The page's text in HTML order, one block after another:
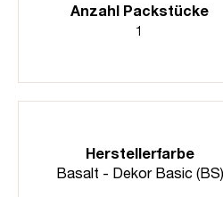
Anzahl Packstücke
1
Herstellerfarbe
Basalt - Dekor Basic (BS)